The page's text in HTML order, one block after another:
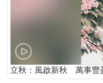
立秋：風啟新秋 萬事豐